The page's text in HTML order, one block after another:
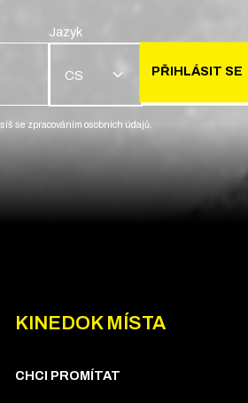
Jazyk
CS PŘIHLÁSIT SE
se zpracováním osobních údajů.
KINEDOK MÍSTA
CHCI PROMÍTAT